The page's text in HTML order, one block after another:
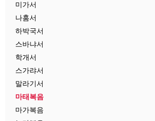
미가서
나훔서
하박국서
스바냐서
학개서
스가랴서
말라기서
마태복음
마가복음